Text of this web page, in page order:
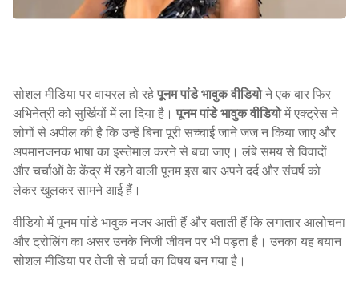
सोशल मीडिया पर वायरल हो रहेपूनम पांडे भावुक वीडियोने एक बार फिर
अभिनेत्री को सुर्खियों में ला दिया है।पूनम पांडे भावुक वीडियोमें एक्ट्रेस ने
लोगों से अपील की है कि उन्हें बिना पूरी सच्चाई जाने जज न किया जाए और
अपमानजनक भाषा का इस्तेमाल करने से बचा जाए। लंबे समय से विवादों
और चर्चाओं के केंद्र में रहने वाली पूनम इस बार अपने दर्द और संघर्ष को
लेकर खुलकर सामने आई हैं।
वीडियो में पूनम पांडे भावुक नजर आती हैं और बताती हैं कि लगातार आलोचना
और ट्रोलिंग का असर उनके निजी जीवन पर भी पड़ता है। उनका यह बयान
सोशल मीडिया पर तेजी से चर्चा का विषय बन गया है।